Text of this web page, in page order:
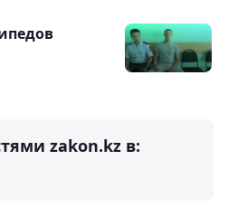
zakon.kz в: